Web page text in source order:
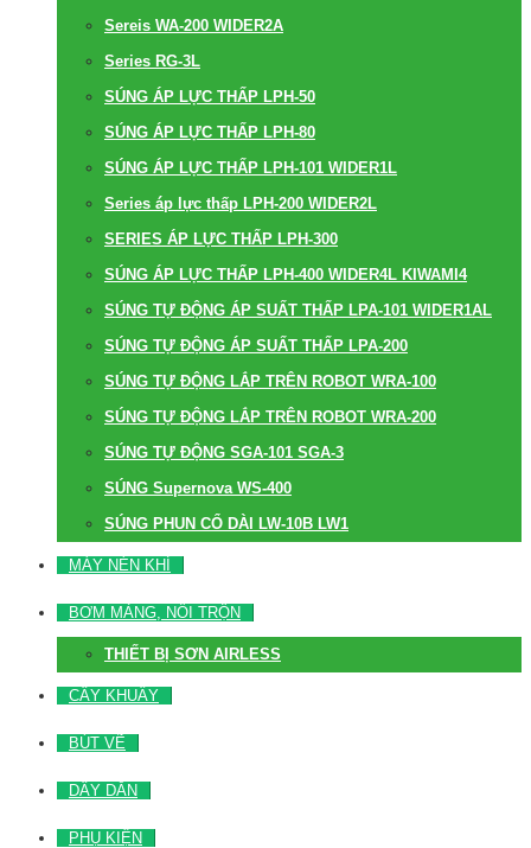
Sereis WA-200 WIDER2A
Series RG-3L
SÚNG ÁP LỰC THẤP LPH-50
SÚNG ÁP LỰC THẤP LPH-80
SÚNG ÁP LỰC THẤP LPH-101 WIDER1L
Series áp lực thấp LPH-200 WIDER2L
SERIES ÁP LỰC THẤP LPH-300
SÚNG ÁP LỰC THẤP LPH-400 WIDER4L KIWAMI4
SÚNG TỰ ĐỘNG ÁP SUẤT THẤP LPA-101 WIDER1AL
SÚNG TỰ ĐỘNG ÁP SUẤT THẤP LPA-200
SÚNG TỰ ĐỘNG LẮP TRÊN ROBOT WRA-100
SÚNG TỰ ĐỘNG LẮP TRÊN ROBOT WRA-200
SÚNG TỰ ĐỘNG SGA-101 SGA-3
SÚNG Supernova WS-400
SÚNG PHUN CỔ DÀI LW-10B LW1
MÁY NÉN KHÍ
BƠM MÀNG, NỒI TRỘN
THIẾT BỊ SƠN AIRLESS
CÂY KHUẤY
BÚT VẼ
DÂY DẪN
PHỤ KIỆN